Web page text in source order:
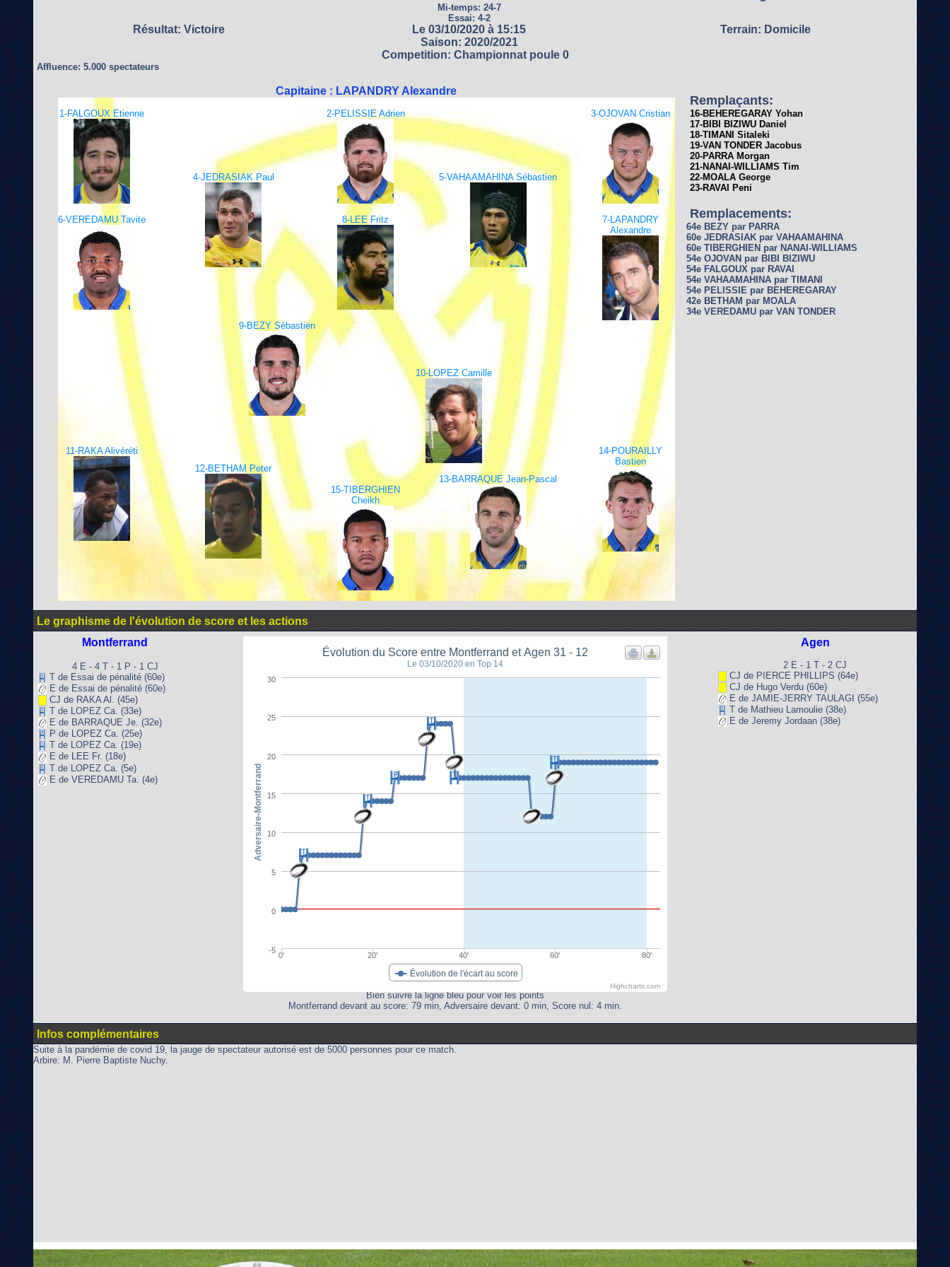
Mi-temps: 24-7
Essai: 4-2
Résultat: Victoire Le 03/10/2020 à 15:15
Terrain: Domicile
Saison: 2020/2021
Competition: Championnat poule 0
Affluence: 5.000 spectateurs
Capitaine : LAPANDRY Alexandre
1-FALGOUX Etienne 2-PELISSIE Adrien 3-OJOVAN Cristian
4-JEDRASIAK Paul 5-VAHAAMAHINA Sébastien
6-VEREDAMU Tavite 8-LEE Fritz
7-LAPANDRY
Alexandre
9-BEZY Sébastien
10-LOPEZ Camille
11-RAKA Alivéréti
14-POURAILLY
Bastien
12-BETHAM Peter
13-BARRAQUE Jean-Pascal
15-TIBERGHIEN
Cheikh
Remplaçants:
16-BEHEREGARAY Yohan
17-BIBI BIZIWU Daniel
18-TIMANI Sitaleki
19-VAN TONDER Jacobus
20-PARRA Morgan
21-NANAI-WILLIAMS Tim
22-MOALA George
23-RAVAI Peni
Remplacements:
64e BEZY par PARRA
60e JEDRASIAK par VAHAAMAHINA
60e TIBERGHIEN par NANAI-WILLIAMS
54e OJOVAN par BIBI BIZIWU
54e FALGOUX par RAVAI
54e VAHAAMAHINA par TIMANI
54e PELISSIE par BEHEREGARAY
42e BETHAM par MOALA
34e VEREDAMU par VAN TONDER
Le graphisme de l'évolution de score et les actions
Montferrand
4 E - 4 T - 1 P - 1 CJ
T de Essai de pénalité (60e)
E de Essai de pénalité (60e)
CJ de RAKA Al. (45e)
T de LOPEZ Ca. (33e)
E de BARRAQUE Je. (32e)
P de LOPEZ Ca. (25e)
T de LOPEZ Ca. (19e)
E de LEE Fr. (18e)
T de LOPEZ Ca. (5e)
E de VEREDAMU Ta. (4e)
Évolution du Score entre Montferrand et Agen 31 - 12
Le 03/10/2020 en Top 14
Évolution de l'écart au score
0' 20' 40' 60' 80'
-5
0
5
10
15
20
25
30
Adversaire-Montferrand
Highcharts.com
Bien suivre la ligne bleu pour voir les points
Montferrand devant au score: 79 min, Adversaire devant: 0 min, Score nul: 4 min.
Agen
2 E - 1 T - 2 CJ
CJ de PIERCE PHILLIPS (64e)
CJ de Hugo Verdu (60e)
E de JAMIE-JERRY TAULAGI (55e)
T de Mathieu Lamoulie (38e)
E de Jeremy Jordaan (38e)
Infos complémentaires
Suite à la pandémie de covid 19, la jauge de spectateur autorisé est de 5000 personnes pour ce match.
Arbire: M. Pierre Baptiste Nuchy.